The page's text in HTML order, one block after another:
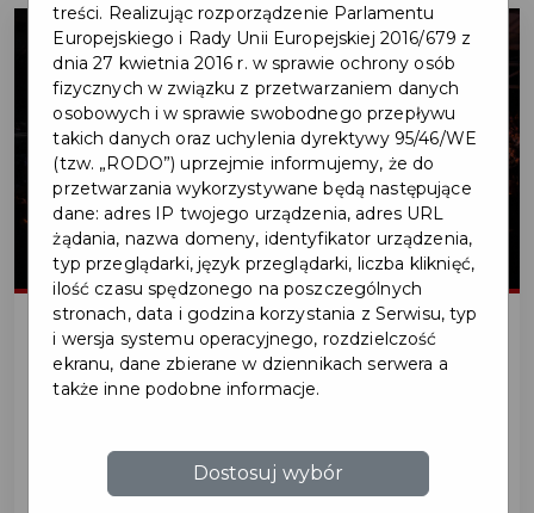
2025-09-05
WAKACJE…
treści. Realizując rozporządzenie Parlamentu
Europejskiego i Rady Unii Europejskiej 2016/679 z
dnia 27 kwietnia 2016 r. w sprawie ochrony osób
fizycznych w związku z przetwarzaniem danych
osobowych i w sprawie swobodnego przepływu
takich danych oraz uchylenia dyrektywy 95/46/WE
(tzw. „RODO”) uprzejmie informujemy, że do
przetwarzania wykorzystywane będą następujące
dane: adres IP twojego urządzenia, adres URL
żądania, nazwa domeny, identyfikator urządzenia,
typ przeglądarki, język przeglądarki, liczba kliknięć,
ilość czasu spędzonego na poszczególnych
stronach, data i godzina korzystania z Serwisu, typ
i wersja systemu operacyjnego, rozdzielczość
ekranu, dane zbierane w dziennikach serwera a
także inne podobne informacje.
Dostosuj wybór